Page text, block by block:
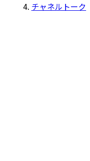
チャネルトーク